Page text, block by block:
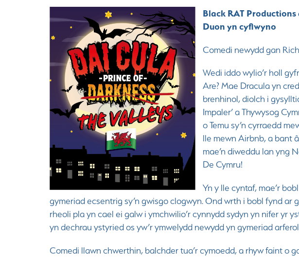
Black RAT
Duon yn cyflwyno
Comedi newydd gan
Wedi iddo wylio’r holl
Are? Mae Dracula yn
brenhinol, diolch i
Impaler’ a Thywysog
o Temu sy’n cyrraedd
lle mewn Airbnb, a bant
mae’n diweddu lan yng
De Cymru!
Yn y lle cyntaf, mae’r
gymeriad ecsentrig sy’n gwisgo clogwyn. Ond wrth i bobl fynd ar
rheoli pla yn cael ei galw i ymchwilio’r cynnydd sydyn yn nifer yr
yn dechrau ystyried os yw’r ymwelydd newydd yn gymeriad
Comedi llawn chwerthin, balchder tua’r cymoedd, a rhyw faint o